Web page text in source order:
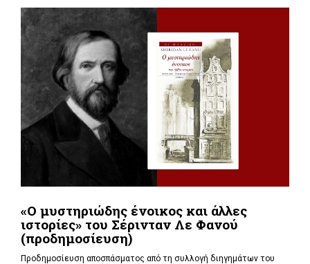
«Ο μυστηριώδης ένοικος και άλλες
ιστορίες» του Σέρινταν Λε Φανού
(προδημοσίευση)
Προδημοσίευση αποσπάσματος από τη συλλογή διηγημάτων του